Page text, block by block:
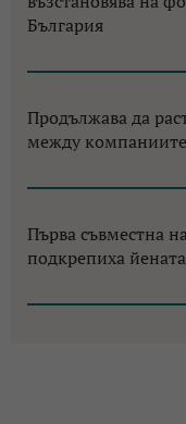
България
Продължава да
между
Първа съвместна
подкрепиха йената